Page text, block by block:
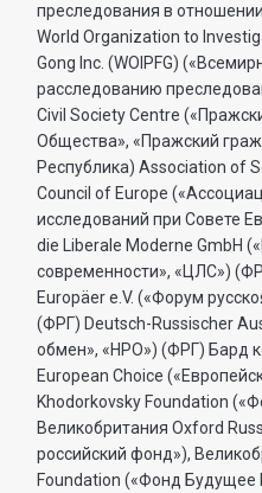
преследования в
World Organization to
Gong Inc. (WOIPFG)
расследованию
Civil Society Centre
Общества», «Пражский
Республика) Association of
Council of Europe
исследований при Совете
die Liberale Moderne GmbH
современности», «ЦЛС»)
Europäer e.V. («Форум
(ФРГ) Deutsch-Russischer
обмен», «НРО») (ФРГ) Бард
European Choice
Khodorkovsky Foundation
Великобритания Oxford
российский фонд»),
Foundation («Фонд Будущее